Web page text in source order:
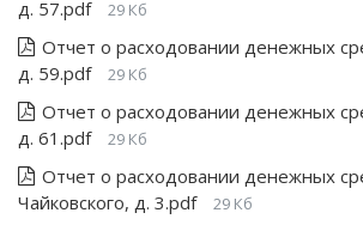
д. 57.pdf
29 Кб
Отчет о расходовании денежных
д. 59.pdf
29 Кб
Отчет о расходовании денежных
д. 61.pdf
29 Кб
Отчет о расходовании денежных
Чайковского, д. 3.pdf
29 Кб